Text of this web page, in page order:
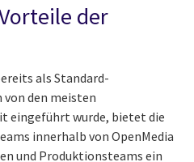
der
als Standard-
den meisten
eingeführt wurde, bietet die
innerhalb von OpenMedia
und Produktionsteams ein